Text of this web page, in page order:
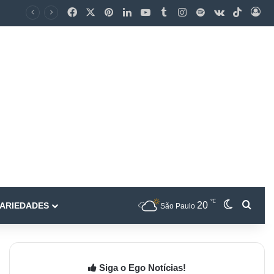
São Paulo 20 ℃
Siga o Ego Notícias!